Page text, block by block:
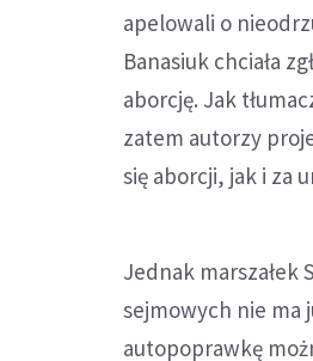
apelowali o
Banasiuk chciała
aborcję. Jak
zatem autorzy
się aborcji, jak i za
Jednak marszałek
sejmowych nie ma
autopoprawkę